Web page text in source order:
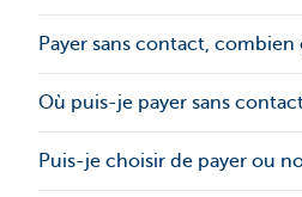
Payer sans contact, combien
Où puis-je payer sans
Puis-je choisir de payer ou